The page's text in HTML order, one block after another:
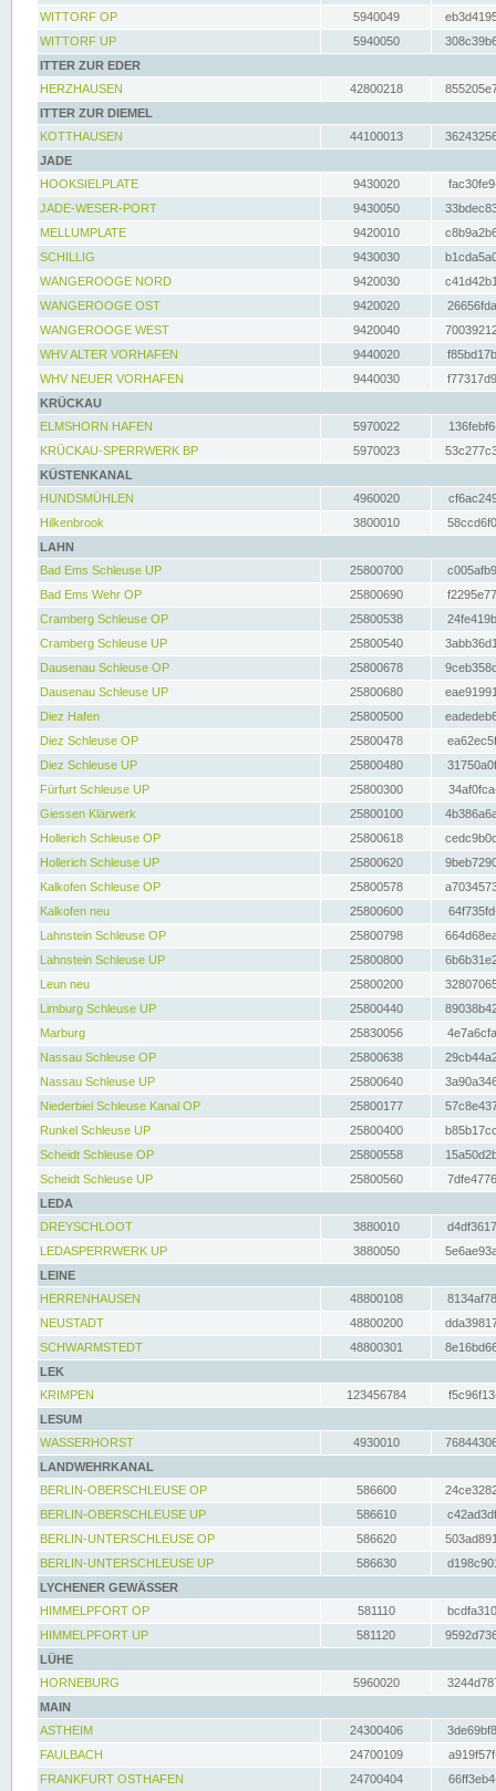
WITTORF OP
5940049
WITTORF UP
5940050
ITTER ZUR EDER
HERZHAUSEN
42800218
ITTER ZUR DIEMEL
KOTTHAUSEN
44100013
JADE
HOOKSIELPLATE
9430020
JADE-WESER-PORT
9430050
MELLUMPLATE
9420010
SCHILLIG
9430030
WANGEROOGE NORD
9420030
WANGEROOGE OST
9420020
WANGEROOGE WEST
9420040
WHV ALTER VORHAFEN
9440020
WHV NEUER VORHAFEN
9440030
KRÜCKAU
ELMSHORN HAFEN
5970022
KRÜCKAU-SPERRWERK BP
5970023
KÜSTENKANAL
HUNDSMÜHLEN
4960020
Hilkenbrook
3800010
LAHN
Bad Ems Schleuse UP
25800700
Bad Ems Wehr OP
25800690
Cramberg Schleuse OP
25800538
Cramberg Schleuse UP
25800540
Dausenau Schleuse OP
25800678
Dausenau Schleuse UP
25800680
Diez Hafen
25800500
Diez Schleuse OP
25800478
Diez Schleuse UP
25800480
Fürfurt Schleuse UP
25800300
Giessen Klärwerk
25800100
Hollerich Schleuse OP
25800618
Hollerich Schleuse UP
25800620
Kalkofen Schleuse OP
25800578
Kalkofen neu
25800600
Lahnstein Schleuse OP
25800798
Lahnstein Schleuse UP
25800800
Leun neu
25800200
Limburg Schleuse UP
25800440
Marburg
25830056
Nassau Schleuse OP
25800638
Nassau Schleuse UP
25800640
Niederbiel Schleuse Kanal OP
25800177
Runkel Schleuse UP
25800400
Scheidt Schleuse OP
25800558
Scheidt Schleuse UP
25800560
LEDA
DREYSCHLOOT
3880010
LEDASPERRWERK UP
3880050
LEINE
HERRENHAUSEN
48800108
NEUSTADT
48800200
SCHWARMSTEDT
48800301
LEK
KRIMPEN
123456784
LESUM
WASSERHORST
4930010
LANDWEHRKANAL
BERLIN-OBERSCHLEUSE OP
586600
BERLIN-OBERSCHLEUSE UP
586610
BERLIN-UNTERSCHLEUSE OP
586620
BERLIN-UNTERSCHLEUSE UP
586630
LYCHENER GEWÄSSER
HIMMELPFORT OP
581110
HIMMELPFORT UP
581120
LÜHE
HORNEBURG
5960020
MAIN
ASTHEIM
24300406
FAULBACH
24700109
FRANKFURT OSTHAFEN
24700404